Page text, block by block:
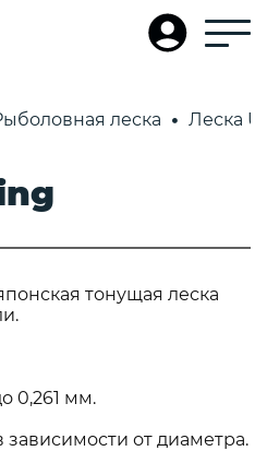
леска Леска
тонущая леска
0,261 мм.
зависимости от диаметра.